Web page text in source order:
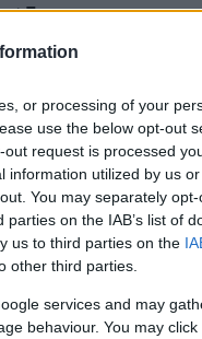
or processing of your
use the below opt-out
request is processed
information utilized by us
You may separately
on the IAB’s list of
us to third parties on the
other third parties.
services and may
behaviour. You may
του
τα τεστ και
οποία είχε
του ΕΟΔΥ,
η οποία έχει